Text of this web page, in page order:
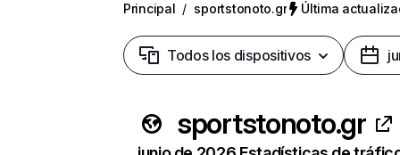
Principal / sportstonoto.gr Última
Todos los dispositivos
sportstonoto.gr